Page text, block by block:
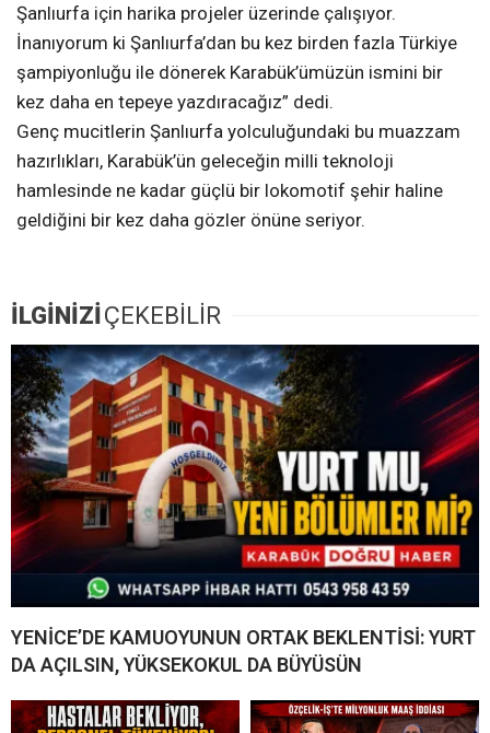
Şanlıurfa için harika projeler üzerinde çalışıyor.
İnanıyorum ki Şanlıurfa’dan bu kez birden fazla Türkiye
şampiyonluğu ile dönerek Karabük’ümüzün ismini bir
kez daha en tepeye yazdıracağız” dedi.
Genç mucitlerin Şanlıurfa yolculuğundaki bu muazzam
hazırlıkları, Karabük’ün geleceğin milli teknoloji
hamlesinde ne kadar güçlü bir lokomotif şehir haline
geldiğini bir kez daha gözler önüne seriyor.
İLGİNİZİÇEKEBİLİR
YENİCE’DE KAMUOYUNUN ORTAK BEKLENTİSİ: YURT
DA AÇILSIN, YÜKSEKOKUL DA BÜYÜSÜN